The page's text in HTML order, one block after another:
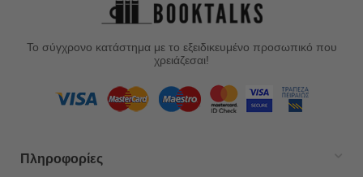
Το σύγχρονο κατάστημα με το εξειδικευμένο προσωπικό που
χρειάζεσαι!
Πληροφορίες